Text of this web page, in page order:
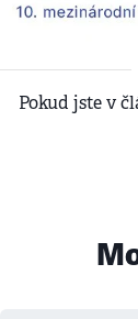
Pokud jste v